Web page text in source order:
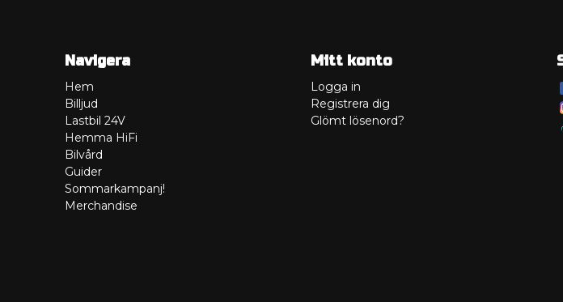
Navigera
Hem
Billjud
Lastbil 24V
Hemma HiFi
Bilvård
Guider
Sommarkampanj!
Merchandise
Mitt konto
Logga in
Registrera dig
Glömt lösenord?